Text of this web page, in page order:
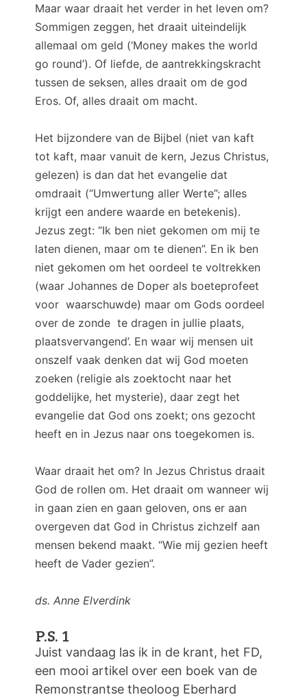
Maar waar draait het verder in het leven om?
Sommigen zeggen, het draait uiteindelijk
allemaal om geld (‘Money makes the world
go round’). Of liefde, de aantrekkingskracht
tussen de seksen, alles draait om de god
Eros. Of, alles draait om macht.
Het bijzondere van de Bijbel (niet van kaft
tot kaft, maar vanuit de kern, Jezus Christus,
gelezen) is dan dat het evangelie dat
omdraait (“Umwertung aller Werte”; alles
krijgt een andere waarde en betekenis).
Jezus zegt: “Ik ben niet gekomen om mij te
laten dienen, maar om te dienen”. En ik ben
niet gekomen om het oordeel te voltrekken
(waar Johannes de Doper als boeteprofeet
voor waarschuwde) maar om Gods oordeel
over de zonde te dragen in jullie plaats,
plaatsvervangend’. En waar wij mensen uit
onszelf vaak denken dat wij God moeten
zoeken (religie als zoektocht naar het
goddelijke, het mysterie), daar zegt het
evangelie dat God ons zoekt; ons gezocht
heeft en in Jezus naar ons toegekomen is.
Waar draait het om? In Jezus Christus draait
God de rollen om. Het draait om wanneer wij
in gaan zien en gaan geloven, ons er aan
overgeven dat God in Christus zichzelf aan
mensen bekend maakt. “Wie mij gezien heeft
heeft de Vader gezien”.
ds. Anne Elverdink
P.S. 1
Juist vandaag las ik in de krant, het FD,
een mooi artikel over een boek van de
Remonstrantse theoloog Eberhard